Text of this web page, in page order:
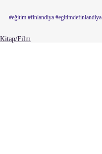
#eğitim #finlandiya #egitimdefinlandiya
Kitap/Film